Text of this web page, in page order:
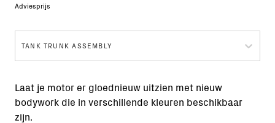
Adviesprijs
TANK TRUNK ASSEMBLY
Laat je motor er gloednieuw uitzien met nieuw
bodywork die in verschillende kleuren beschikbaar
zijn.